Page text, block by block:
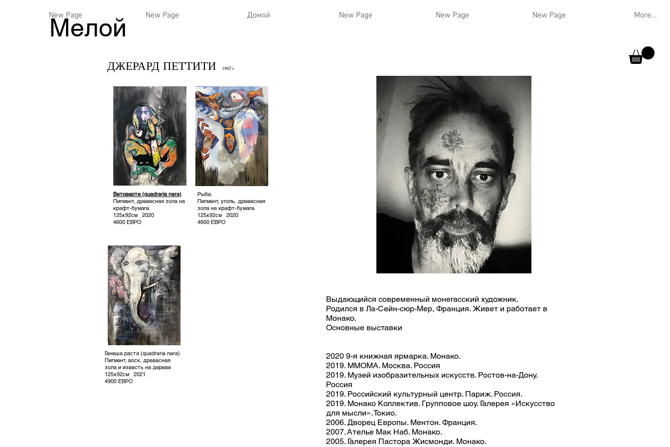
Мелой
New Page New Page Домой New Page New Page New Page More...
ДЖЕРАРД ПЕТТИТИ 1967 г.
Ветиверте (quadreria nera)
Пигмент, древесная зола на
крафт-бумаге.
125x92см
2020
4600 ЕВРО
Рыба.
Пигмент, уголь, древесная
зола на крафт-бумаге.
125x92см
2020
4600 ЕВРО
Ганеша раста (quadreria nera)
Пигмент, воск, древесная
зола и известь на дереве
125x92см
2021
4900 ЕВРО
Выдающийся современный монегасский художник.
Родился в Ла-Сейн-сюр-Мер, Франция. Живет и работает в
Монако.
Основные выставки
2020 9-я книжная ярмарка. Монако.
2019. ММОМА. Москва. Россия
2019. Музей изобразительных искусств. Ростов-на-Дону.
Россия
2019. Российский культурный центр. Париж. Россия.
2019. Монако Коллектив. Групповое шоу. Галерея «Искусство
для мысли». Токио.
2006. Дворец Европы. Ментон. Франция.
2007. Ателье Мак Наб. Монако.
2005. Галерея Пастора Жисмонди. Монако.